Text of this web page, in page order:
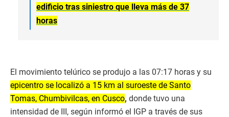
edificio tras siniestro que lleva más de 37
horas
El movimiento telúrico se produjo a las 07:17 horas y su
epicentro se localizó a 15 km al suroeste de Santo
Tomas, Chumbivilcas, en Cusco, donde tuvo una
intensidad de III, según informó el IGP a través de sus